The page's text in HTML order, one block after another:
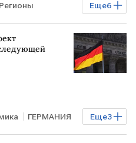
Еще6
Регионы
РОССИЯ
ипотека
Еще3
ГЕРМАНИЯ